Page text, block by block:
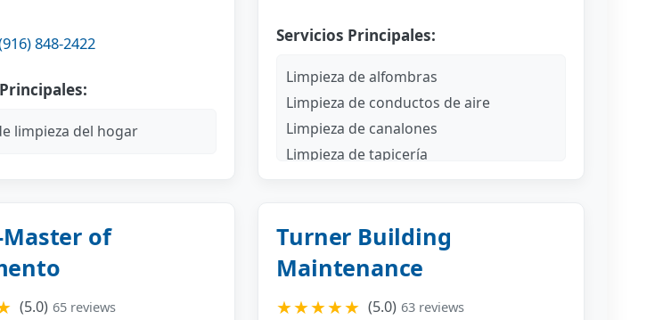
848-2422
limpieza del hogar
Servicios Principales:
Limpieza de alfombras
Limpieza de conductos de aire
Limpieza de canalones
Limpieza de tapicería
Master of
(5.0) 65 reviews
Turner Building
Maintenance
★★★★★ (5.0) 63 reviews